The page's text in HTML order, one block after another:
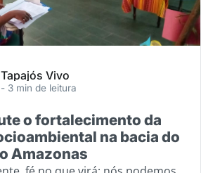
Vivo
- 3 min de leitura
o fortalecimento da
na bacia do
Amazonas